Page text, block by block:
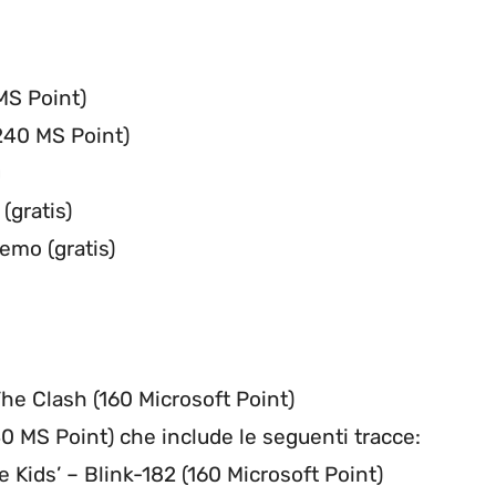
Point)
MS Point)
(gratis)
(gratis)
Clash (160 Microsoft Point)
MS Point) che include le seguenti tracce:
Kids’ – Blink-182 (160 Microsoft Point)